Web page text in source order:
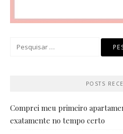
POSTS
Comprei meu primeiro
exatamente no tempo certo